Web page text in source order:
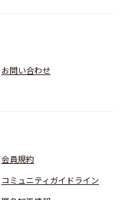
お問い合わせ
会員規約
コミュニティガイドライン